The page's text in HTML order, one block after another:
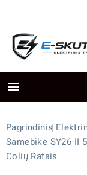

Pagrindinis
Samebike SY26-II
Colių Ratais